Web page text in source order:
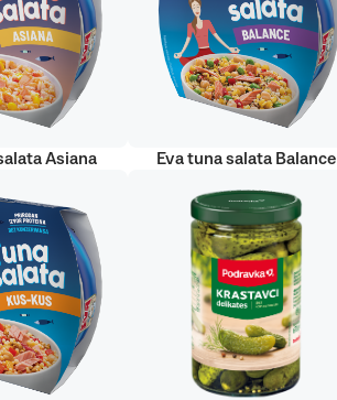
Asiana Eva tuna salata Balance